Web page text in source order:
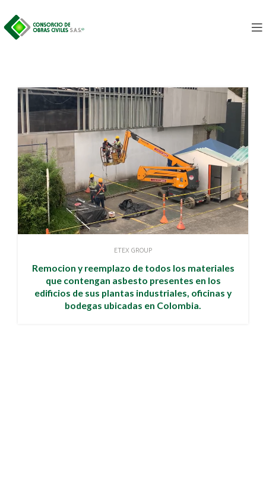
ETEX GROUP
Remocion y reemplazo de todos los materiales
que contengan asbesto presentes en los
edificios de sus plantas industriales, oficinas y
bodegas ubicadas en Colombia.